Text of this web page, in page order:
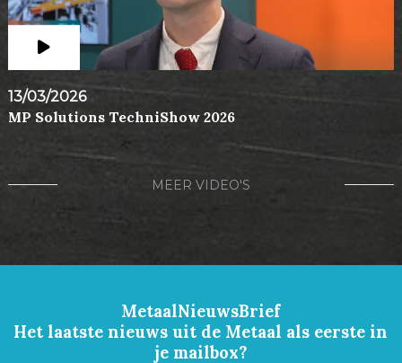
13/03/2026
MP Solutions TechniShow 2026
MEER VIDEO'S
MetaalNieuwsBrief
Het laatste nieuws uit de Metaal als eerste in
je mailbox?